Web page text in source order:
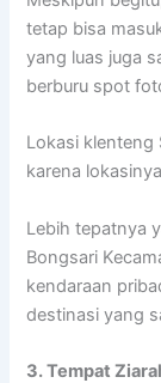
tetap bisa
yang luas juga
berburu spot
Lokasi klenteng
karena
Lebih tepatnya
Bongsari
kendaraan
destinasi yang
3. Tempat